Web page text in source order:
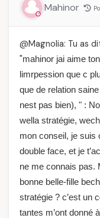
Mahinor
@Magnolia: Tu as
"mahinor jai aime
limrpession que c
que de relation
nest pas bien), " :
wella stratégie,
mon conseil, je suis
double face, et je
ne me connais pas.
bonne belle-fille
stratégie ? c’est un
tantes m’ont donné